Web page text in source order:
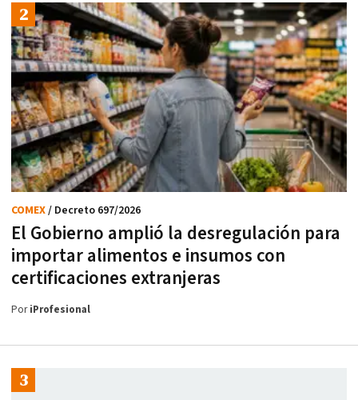
El Gobierno amplió la desregulación para
importar alimentos e insumos con
certificaciones extranjeras
COMEX/ Decreto 697/2026
PoriProfesional